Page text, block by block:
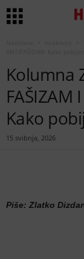
Kolumna
FAŠIZAM
Kako
15 svibnja, 2026
Piše: Zlatko